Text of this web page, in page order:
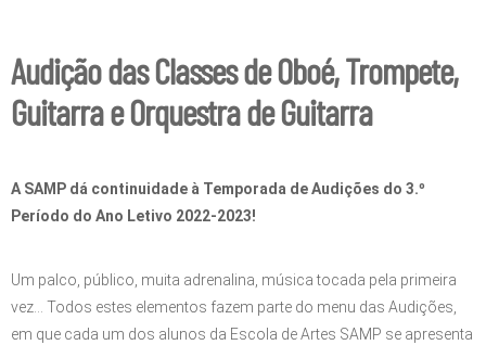
Audição das Classes de Oboé, Trompete,
Guitarra e Orquestra de Guitarra
A SAMP dá continuidade à Temporada de Audições do 3.º
Período do Ano Letivo 2022-2023!
Um palco, público, muita adrenalina, música tocada pela primeira
vez… Todos estes elementos fazem parte do menu das Audições,
em que cada um dos alunos da Escola de Artes SAMP se apresenta